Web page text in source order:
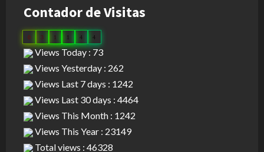
Contador de Visitas
0 3 1 1 4 4
Views Today : 73
Views Yesterday : 262
Views Last 7 days : 1242
Views Last 30 days : 4464
Views This Month : 1242
Views This Year : 23149
Total views : 46328